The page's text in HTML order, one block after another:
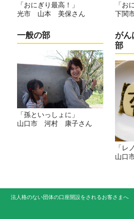
「おにぎり最高！」
光市 山本 美保さん
「お
下関
一般の部
「孫といっしょに」
山口市 河村 康子さん
がん
部
「レ
山口
法人格のない団体の口座開設をされるお客さまへ